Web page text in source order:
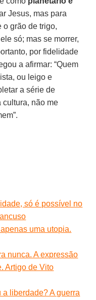
Jesus, mas para
o grão de trigo,
só; mas se morrer,
por fidelidade
a afirmar: “Quem
ou leigo e
a série de
cultura, não me
só é possível no
uma utopia.
nunca. A expressão
Artigo de Vito
liberdade? A guerra